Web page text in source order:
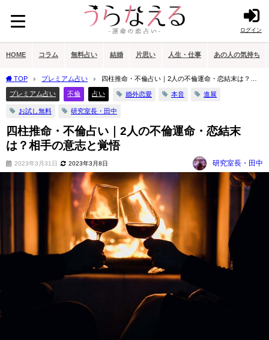
ログイン
HOME コラム 無料占い 結婚 片思い 人生・仕事 あの人の気持ち
TOP プレミアム占い
四柱推命・不倫占い｜2人の不倫運命・恋結末は？相
手の意志と覚悟
プレミアム占い 不倫 占い 婚外恋愛 本音 進展
お試し無料 研究室長・田中
四柱推命・不倫占い｜2人の不倫運命・恋結末
は？相手の意志と覚悟
2023年3月31日 2023年3月8日 研究室長・田中